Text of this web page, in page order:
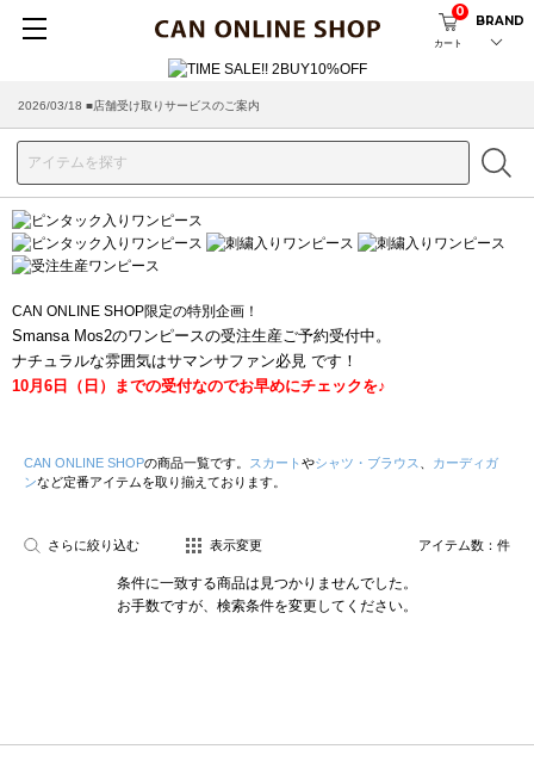
カート
0
BRAND
2026/03/18 ■店舗受け取りサービスのご案内
CAN ONLINE SHOP限定の特別企画！
Smansa Mos2のワンピースの受注生産ご予約受付中。
ナチュラルな雰囲気はサマンサファン必見 です！
10月6日（日）までの受付なのでお早めにチェックを♪
CAN ONLINE SHOPの商品一覧です。 スカート やシャツ・ブラウス
カーディガ
ンなど定番アイテムを取り揃えております。
さらに絞り込む 表示変更 アイテム数： 件
条件に一致する商品は見つかりませんでした。
お手数ですが、検索条件を変更してください。